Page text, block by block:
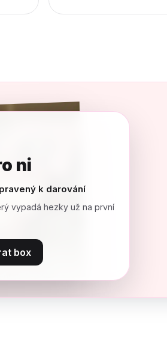
ni
k darování
vypadá hezky už na první
box